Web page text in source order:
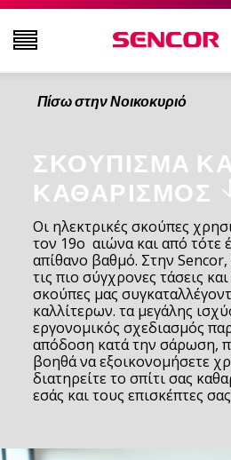
ΤΗΛΕΟΡΆΣΕΙΣ
ΕΙΚΌΝΑ & ΉΧΟΣ
ΝΟΙΚΟΚΥΡΙΌ
ΥΓΕΊΑ ΚΑΙ ΟΜΟΡΦΙΆ
ΕΊΔΗ ΓΡΑΦΕΊΟΥ ΚΑΙ
Πίσω στην Νοικοκυριό
ΣΚΟΎΠΙΣΜΑ
ΚΑΘΑΡΙΣΜΌΣ
Οι ηλεκτρικές σκούπες
τον 19ο αιώνα και από τότε
απίθανο βαθμό. Στην
τις πιο σύγχρονες τάσεις
σκούπες μας
καλλίτερων. τα μεγάλης
εργονομικός σχεδιασμός
απόδοση κατά την σάρωση,
βοηθά να εξοικονομήσετε
διατηρείτε το σπίτι σας
εσάς και τους επισκέπτες